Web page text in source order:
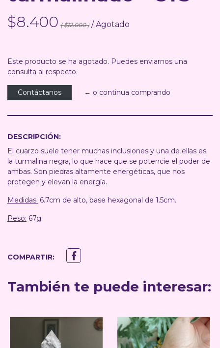
$8.400 ( $12.000 ) / Agotado
Este producto se ha agotado. Puedes enviarnos una
consulta al respecto.
Contáctanos ← o continua comprando
DESCRIPCIÓN:
El cuarzo suele tener muchas inclusiones y una de ellas es
la turmalina negra, lo que hace que se potencie el poder de
ambas. Son piedras altamente energéticas, que nos
protegen y elevan la energía.
Medidas: 6.7cm de alto, base hexagonal de 1.5cm.
Peso: 67g.
COMPARTIR:
También te puede interesar: